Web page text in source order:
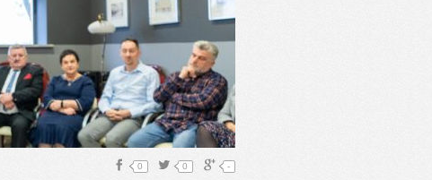
-
0
0